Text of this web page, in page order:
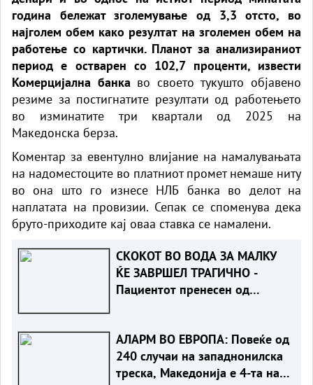
година бележат зголемување од 3,3 отсто, во
најголем обем како резултат на зголемен обем на
работење со картички. Планот за анализираниот
период е остварен со 102,7 проценти, извести
Комерцијална банка во своето тукушто објавено
резиме за постигнатите резултати од работењето
во изминатите три квартали од 2025 на
Македонска берза.
Коментар за евентулно влијание на намалувањата
на надоместоците во платниот промет немаше ниту
во она што го изнесе НЛБ банка во делот на
наплатата на провизии. Сепак се споменува дека
бруто-приходите кај оваа ставка се намалени.
СКОКОТ ВО ВОДА ЗА МАЛКУ
ЌЕ ЗАВРШЕЛ ТРАГИЧНО -
Пациентот пренесен од
АЛАРМ ВО ЕВРОПА: Повеќе од
240 случаи на западнонилска
треска, Македонија е 4-та на